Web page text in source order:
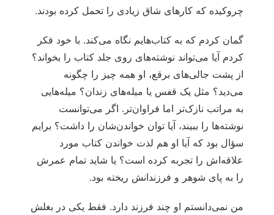
چروکیده که کارهای شاق زیادی را تحمل کرده بودند.
گمان کردم که به کتاب‌هایم نگاه می‌کند. با خود فکر
کردم آیا می‌تواند نوشته‌های روی جلد کتاب را بخواند؟
از پشت جالی‌های برقع، او همه چیز را چگونه
می‌دید؟ مثل یک قفس یا میله‌های زندان؟ میله‌هایی
به مراتب نازک‌تر اما فراوان‌تر. اگر می‌توانست
نوشته‌ها را ببیند، آیا توان خواندن‌شان را داشت؟ برایم
سؤال بود که آیا او هم لذت خواندن کتاب مورد
علاقه‌اش را تجربه کرده است؟ یا شاید تمام عمرش
را به پای شوهر و فرزندانش ریخته بود.
من نمی‌دانستم او چند فرزند دارد. فقط یکی در بغلش